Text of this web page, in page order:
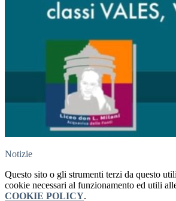
Notizie
Questo sito o gli strumenti terzi da questo
cookie necessari al funzionamento ed utili
COOKIE POLICY.